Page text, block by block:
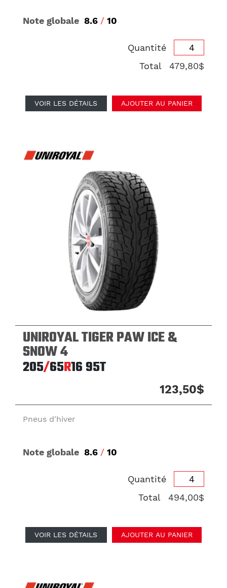
Note globale 8.6 / 10
Quantité
Total
479,80$
VOIR LES DÉTAILS AJOUTER AU PANIER
UNIROYAL TIGER PAW ICE &
SNOW 4
205/65R1695T
123,50$
Pneus d'hiver
Note globale 8.6 / 10
Quantité
Total
494,00$
VOIR LES DÉTAILS AJOUTER AU PANIER